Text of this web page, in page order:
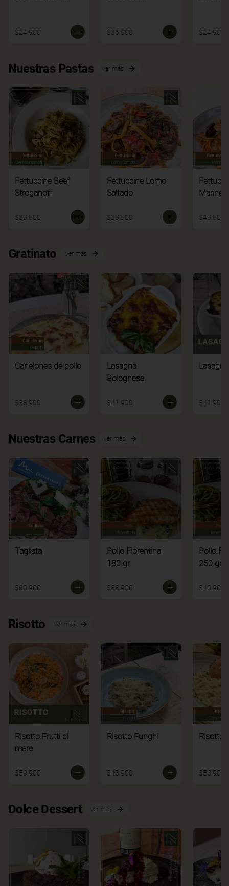
$24.900 $36.900 $24.900
Nuestras Pastas Ver más
Fettuccine Beef
Stroganoff
$39.900
Fettuccine Lomo
Saltado
$39.900
Marinera
$49.900
Gratinato Ver más
Canelones de pollo
$38.900
Lasagna
Bolognesa
$41.900 $41.900
Nuestras Carnes Ver más
Tagliata
$60.900
Pollo Fiorentina
180 gr
$33.900
Pollo
250 gr
$40.900
Risotto Ver más
Risotto Frutti di
mare
$59.900
Risotto Funghi
$43.900
Risotto
$53.900
Dolce Dessert Ver más